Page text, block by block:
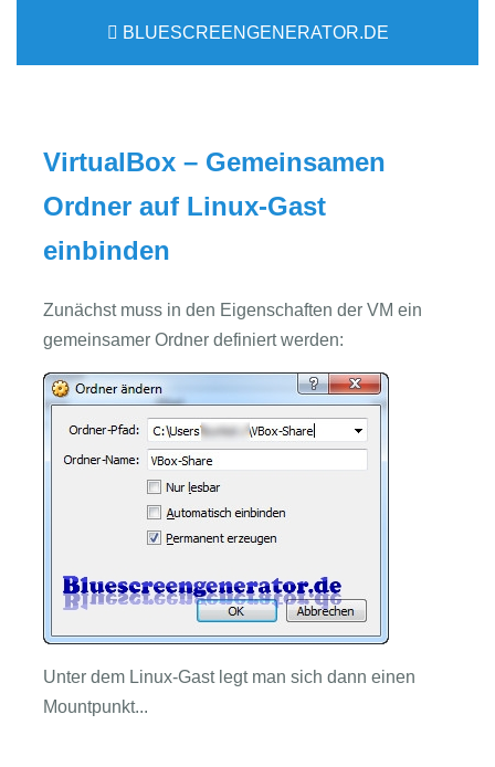
BLUESCREENGENERATOR.DE
VirtualBox – Gemeinsamen
Ordner auf Linux-Gast
einbinden
Zunächst muss in den Eigenschaften der VM ein
gemeinsamer Ordner definiert werden:
Unter dem Linux-Gast legt man sich dann einen
Mountpunkt...